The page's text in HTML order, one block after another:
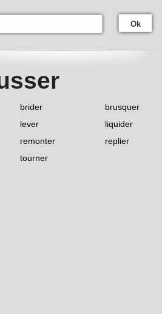
Ok
brider brusquer
lever liquider
remonter replier
tourner